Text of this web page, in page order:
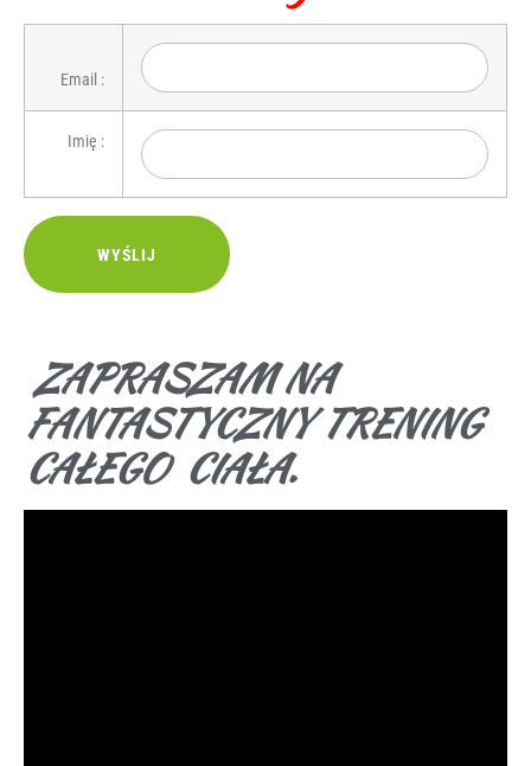
Email :
Imię :
ZAPRASZAM NA
FANTASTYCZNY TRENING
CAŁEGO CIAŁA.